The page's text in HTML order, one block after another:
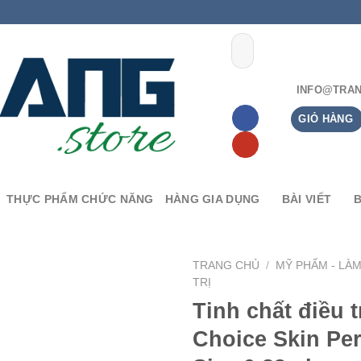
GIỎ HÀNG
THỰC PHẨM CHỨC NĂNG HÀNG GIA DỤNG BÀI VIẾT
TRANG CHỦ /
MỸ PHẨM -
TRỊ
Tinh chất điều
Choice Skin